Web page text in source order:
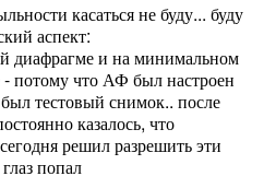
касаться не буду... буду
аспект:
диафрагме и на минимальном
- потому что АФ был настроен
тестовый снимок.. после
казалось, что
решил разрешить эти
попал